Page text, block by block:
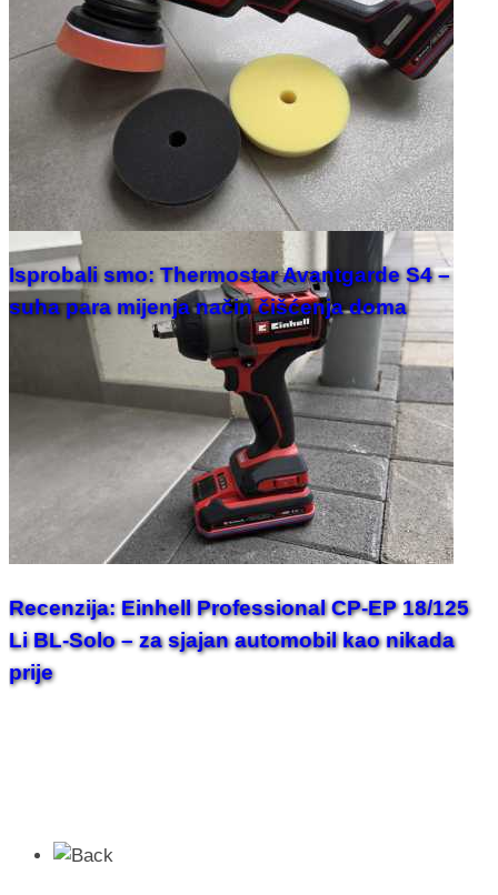
Isprobali smo: Thermostar Avantgarde S4 –
suha para mijenja način čišćenja doma
Recenzija: Einhell Professional CP-EP 18/125
Li BL-Solo – za sjajan automobil kao nikada
prije